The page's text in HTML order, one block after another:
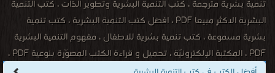
تنمية بشرية مترجمة ، كتب التنمية البشرية وتطوير الذات ، كتب التنمية
البشرية الاكثر مبيعا PDF ، افضل كتب التنمية البشرية ، كتب تنمية
بشرية مسموعة ، كتب تنمية بشرية للاطفال ، مفهوم التنمية البشرية
PDF ، المكتبة الإلكترونيّة ، تحميل و قراءة الكتب المصوّرة بنوعية PDF ،